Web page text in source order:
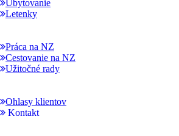
Ubytovanie
Letenky
Práca na NZ
Cestovanie na NZ
Užitočné rady
Ohlasy klientov
Kontakt